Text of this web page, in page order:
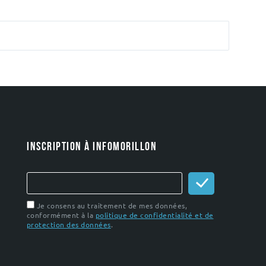
INSCRIPTION À INFOMORILLON
Je consens au traitement de mes données,
conformément à la politique de confidentialité et de
protection des données.